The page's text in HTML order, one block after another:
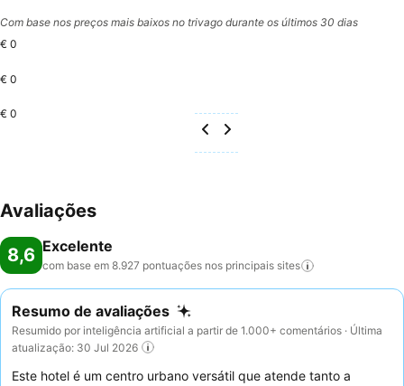
Com base nos preços mais baixos no trivago durante os últimos 30 dias
€ 0
€ 0
€ 0
Avaliações
8,6 Excelente
com base em 8.927 pontuações nos principais sites
Resumo de avaliações
Resumido por inteligência artificial a partir de 1.000+ comentários · Última
atualização: 30 Jul 2026
Este hotel é um centro urbano versátil que atende tanto a